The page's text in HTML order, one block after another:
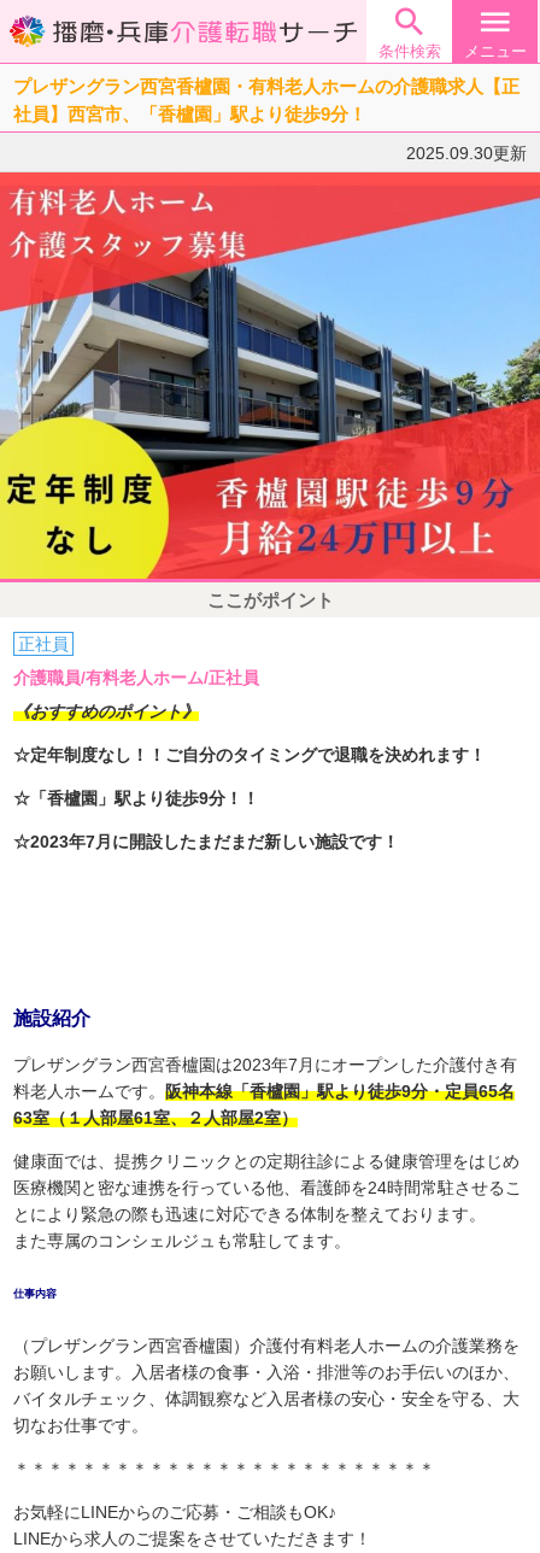

条件検索
menu
メニュー
プレザングラン西宮香櫨園・有料老人ホームの介護職求人【正
社員】西宮市、「香櫨園」駅より徒歩9分！
2025.09.30更新
ここがポイント
正社員
介護職員/有料老人ホーム/正社員
《おすすめのポイント》
☆定年制度なし！！ご自分のタイミングで退職を決めれます！
☆「香櫨園」駅より徒歩9分！！
☆2023年7月に開設したまだまだ新しい施設です！
施設紹介
プレザングラン西宮香櫨園は2023年7月にオープンした介護付き有
料老人ホームです。阪神本線「香櫨園」駅より徒歩9分・定員65名
63室（１人部屋61室、２人部屋2室）
健康面では、提携クリニックとの定期往診による健康管理をはじめ
医療機関と密な連携を行っている他、看護師を24時間常駐させるこ
とにより緊急の際も迅速に対応できる体制を整えております。
また専属のコンシェルジュも常駐してます。
仕事内容
（プレザングラン西宮香櫨園）介護付有料老人ホームの介護業務を
お願いします。入居者様の食事・入浴・排泄等のお手伝いのほか、
バイタルチェック、体調観察など入居者様の安心・安全を守る、大
切なお仕事です。
＊＊＊＊＊＊＊＊＊＊＊＊＊＊＊＊＊＊＊＊＊＊＊＊＊
お気軽にLINEからのご応募・ご相談もOK♪
LINEから求人のご提案をさせていただきます！